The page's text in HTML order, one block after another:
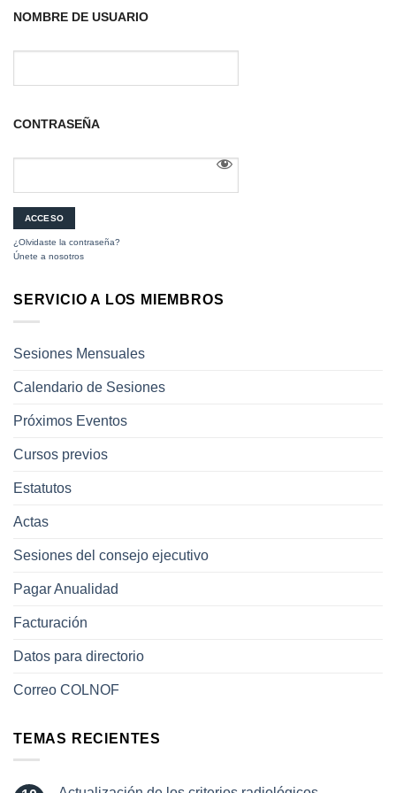
NOMBRE DE USUARIO
CONTRASEÑA
¿Olvidaste la contraseña?
Únete a nosotros
SERVICIO A LOS MIEMBROS
Sesiones Mensuales
Calendario de Sesiones
Próximos Eventos
Cursos previos
Estatutos
Actas
Sesiones del consejo ejecutivo
Pagar Anualidad
Facturación
Datos para directorio
Correo COLNOF
TEMAS RECIENTES